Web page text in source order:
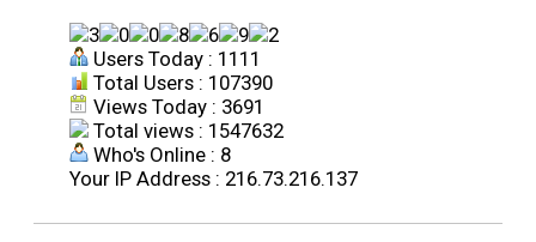
Users Today : 1111
Total Users : 107390
Views Today : 3691
Total views : 1547632
Who's Online : 8
Your IP Address : 216.73.216.137